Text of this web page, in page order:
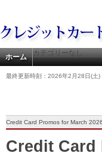
ホーム カテゴリーなし
最終更新時刻：2026年2月28日(土
Credit Card Promos for March
Credit Card